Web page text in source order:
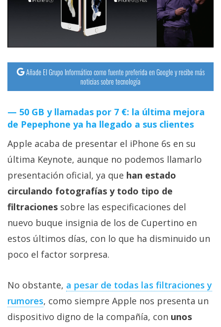
Trucos
Tutoriales
Ciberseguridad
Sistemas
operativos
Profesional
+
Más
temas
Foros
Añade El Grupo Informático como fuente preferida en Google y recibe más
noticias sobre tecnología
50 GB y llamadas por 7 €: la última mejora
de Pepephone ya ha llegado a sus clientes
Apple acaba de presentar el iPhone 6s en su
última Keynote, aunque no podemos llamarlo
presentación oficial, ya que han estado
circulando fotografías y todo tipo de
filtraciones sobre las especificaciones del
nuevo buque insignia de los de Cupertino en
estos últimos días, con lo que ha disminuido un
poco el factor sorpresa.
No obstante, a pesar de todas las filtraciones y
rumores, como siempre Apple nos presenta un
dispositivo digno de la compañía, con unos